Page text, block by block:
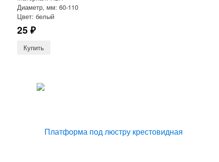
Диаметр, мм: 60-110
Цвет: белый
25 ₽